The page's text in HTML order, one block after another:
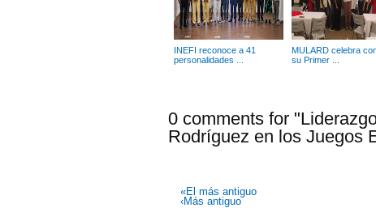
INEFI reconoce a 41
personalidades ...
MULARD celebra
su Primer ...
0 comments for
Rodríguez en los Juegos
«El más antiguo
‹Más antiguo